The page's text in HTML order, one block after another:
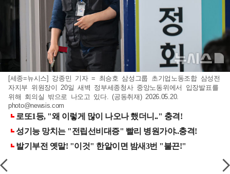
[세종=뉴시스] 강종민 기자 = 최승호 삼성그룹 초기업노동조합 삼성전
자지부 위원장이 20일 새벽 정부세종청사 중앙노동위에서 입장발표를
위해 회의실 밖으로 나오고 있다. (공동취재) 2026.05.20.
photo@newsis.com